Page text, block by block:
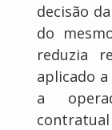
decisão
do
reduzia
aplicado
a
contratual